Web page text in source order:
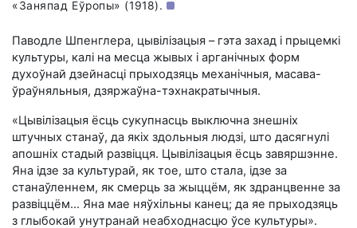
«Заняпад Еўропы» (1918).
Паводле Шпенглера, цывілізацыя – гэта захад і прыцемкі
культуры, калі на месца жывых і арганічных форм
духоўнай дзейнасці прыходзяць механічныя, масава-
ўраўняльныя, дзяржаўна-тэхнакратычныя.
«Цывілізацыя ёсць сукупнасць выключна знешніх
штучных станаў, да якіх здольныя людзі, што дасягнулі
апошніх стадый развіцця. Цывілізацыя ёсць завяршэнне.
Яна ідзе за культурай, як тое, што стала, ідзе за
станаўленнем, як смерць за жыццём, як здранцвенне за
развіццём… Яна мае няўхільны канец; да яе прыходзяць
з глыбокай унутранай неабходнасцю ўсе культуры».